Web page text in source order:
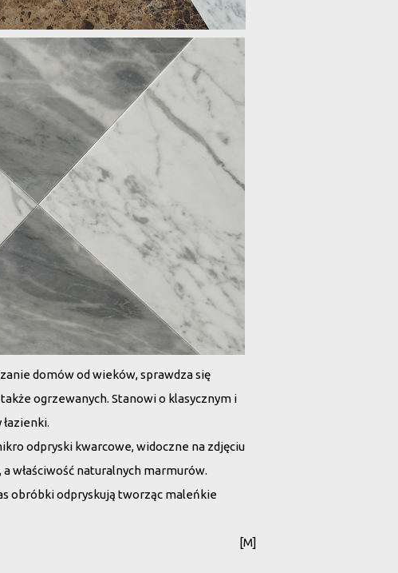
domów od wieków, sprawdza się
ogrzewanych. Stanowi o klasycznym i
odpryski kwarcowe, widoczne na zdjęciu
właściwość naturalnych marmurów.
obróbki odpryskują tworząc maleńkie
[M]